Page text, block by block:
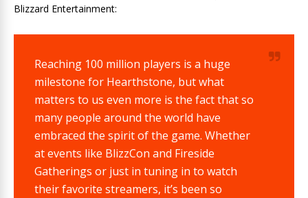
Blizzard Entertainment:
Reaching 100 million players is a huge
milestone for Hearthstone, but what
matters to us even more is the fact that so
many people around the world have
embraced the spirit of the game. Whether
at events like BlizzCon and Fireside
Gatherings or just in tuning in to watch
their favorite streamers, it’s been so